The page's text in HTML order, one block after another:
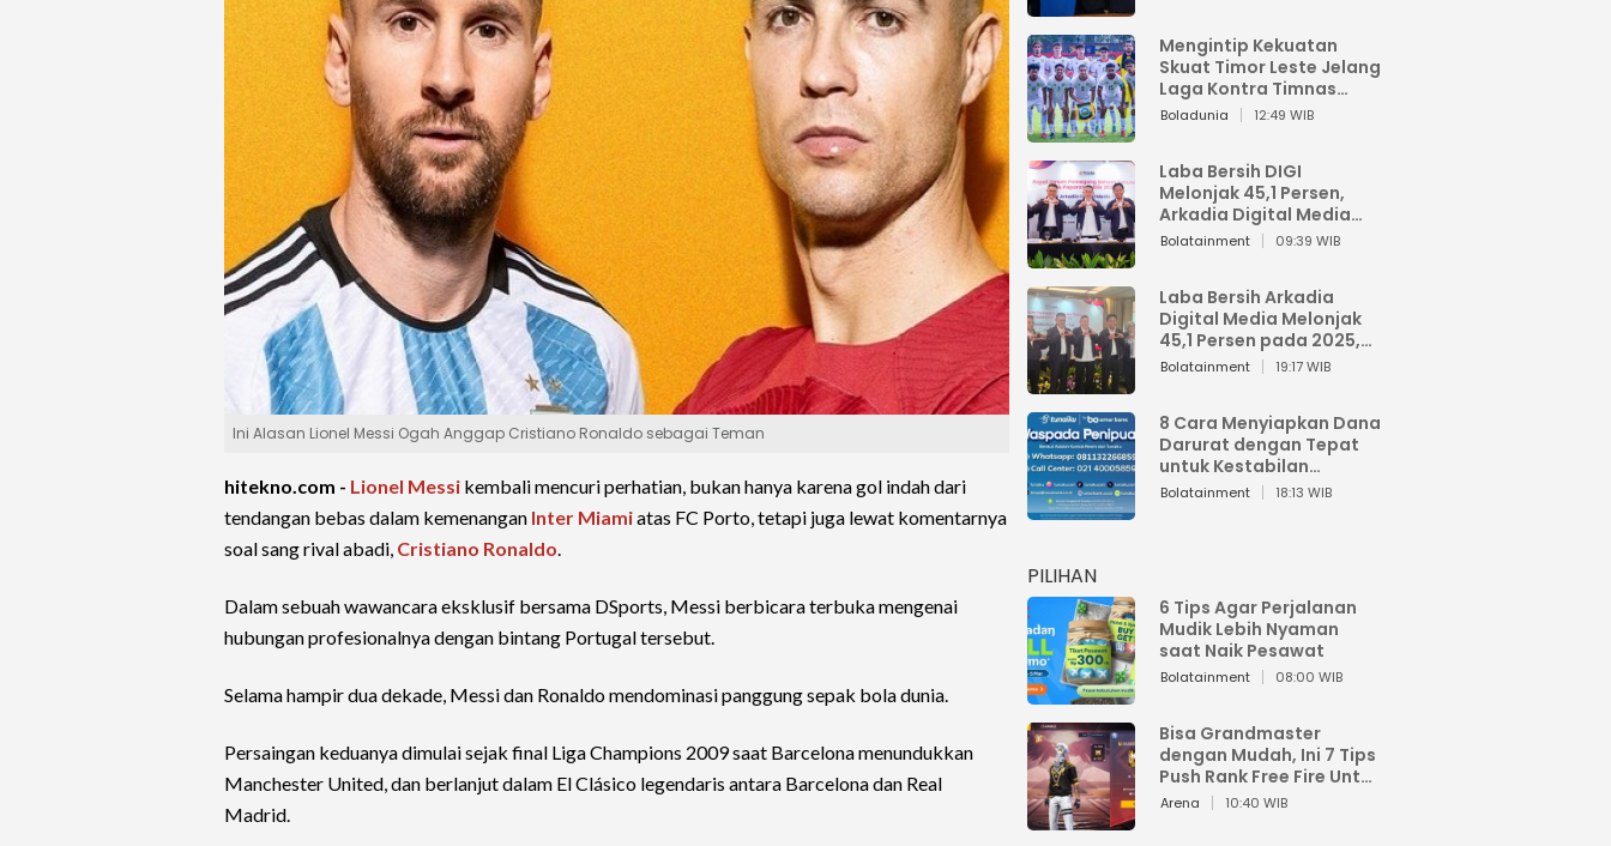
Ini Alasan Lionel Messi Ogah Anggap Cristiano Ronaldo sebagai Teman
hitekno.com - Lionel Messi kembali mencuri perhatian, bukan hanya karena gol indah dari
tendangan bebas dalam kemenangan Inter Miamiatas FC Porto, tetapi juga lewat komentarnya
soal sang rival abadi, Cristiano Ronaldo.
Dalam sebuah wawancara eksklusif bersama DSports, Messi berbicara terbuka mengenai
hubungan profesionalnya dengan bintang Portugal tersebut.
Selama hampir dua dekade, Messi dan Ronaldo mendominasi panggung sepak bola dunia.
Persaingan keduanya dimulai sejak final Liga Champions 2009 saat Barcelona menundukkan
Manchester United, dan berlanjut dalam El Clásico legendaris antara Barcelona dan Real
Madrid.
Mengintip Kekuatan
Skuat Timor Leste Jelang
Laga Kontra Timnas
Indonesia di Piala AFF
Boladunia 12:49 WIB
Laba Bersih DIGI
Melonjak 45,1 Persen,
Arkadia Digital Media
Perkuat Bisnis AI dan
Bolatainment 09:39 WIB
Laba Bersih Arkadia
Digital Media Melonjak
45,1 Persen pada 2025,
Sentuh Rp1,76 Miliar
Bolatainment 19:17 WIB
8 Cara Menyiapkan Dana
Darurat dengan Tepat
untuk Kestabilan
Keuangan
Bolatainment 18:13 WIB
PILIHAN
6 Tips Agar Perjalanan
Mudik Lebih Nyaman
saat Naik Pesawat
Bolatainment 08:00 WIB
Bisa Grandmaster
dengan Mudah, Ini 7 Tips
Push Rank Free Fire Untuk
Pemula
Arena 10:40 WIB